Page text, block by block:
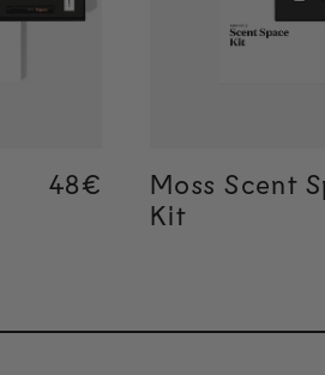
Regular price
48€
Regular price
48€
Moss Scent
Kit